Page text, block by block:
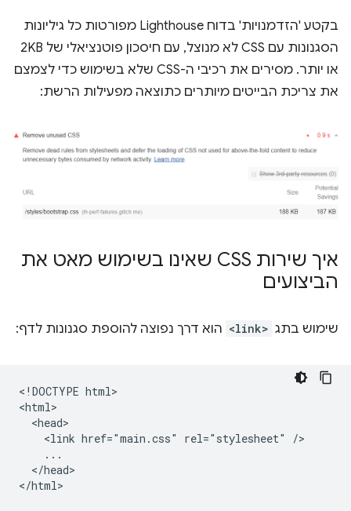
בקטע 'הזדמנויות' בדוח Lighthouse מפורטות כל גיליונות
הסגנונות עם CSS לא מנוצל, עם חיסכון פוטנציאלי של 2KB
או יותר. מסירים את רכיבי ה-CSS שלא בשימוש כדי לצמצם
את צריכת הבייטים מיותרים כתוצאה מפעילות הרשת:
איך שירות CSS שאינו בשימוש מאט את
הביצועים
שימוש בתג <link> הוא דרך נפוצה להוספת סגנונות לדף:
<!DOCTYPE html>
<html>
  <head>
    <link href="main.css" rel="stylesheet" />
    ...
  </head>